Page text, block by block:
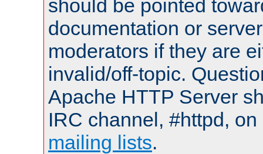
should be pointed
documentation or
moderators if they are
invalid/off-topic.
Apache HTTP Server
IRC channel, #httpd,
mailing lists.